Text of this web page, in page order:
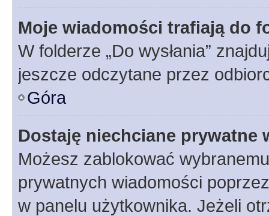
Moje wiadomości trafiają do
W folderze „Do wysłania”
jeszcze odczytane przez
Góra
Dostaję niechciane prywatne
Możesz zablokować
prywatnych wiadomości
w panelu użytkownika. Jeżeli